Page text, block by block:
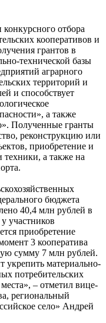
отбора
кооперативов и
грантов в
технической базы
аграрного
территорий и
и способствует
а также
Полученные гранты
реконструкцию или
приобретение и
техники, а также на
бюджета
40,4 млн рублей в
участников
приобретение
3 кооператива
сумму 7 млн рублей.
укрепить материально-
потребительских
– отметил вице-
региональный
село» Андрей